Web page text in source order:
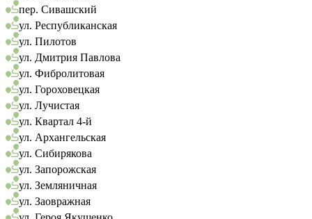
пер. Сивашский
ул. Республиканская
ул. Пилотов
ул. Дмитрия Павлова
ул. Фибролитовая
ул. Гороховецкая
ул. Лучистая
ул. Квартал 4-й
ул. Архангельская
ул. Сибирякова
ул. Запорожская
ул. Земляничная
ул. Заовражная